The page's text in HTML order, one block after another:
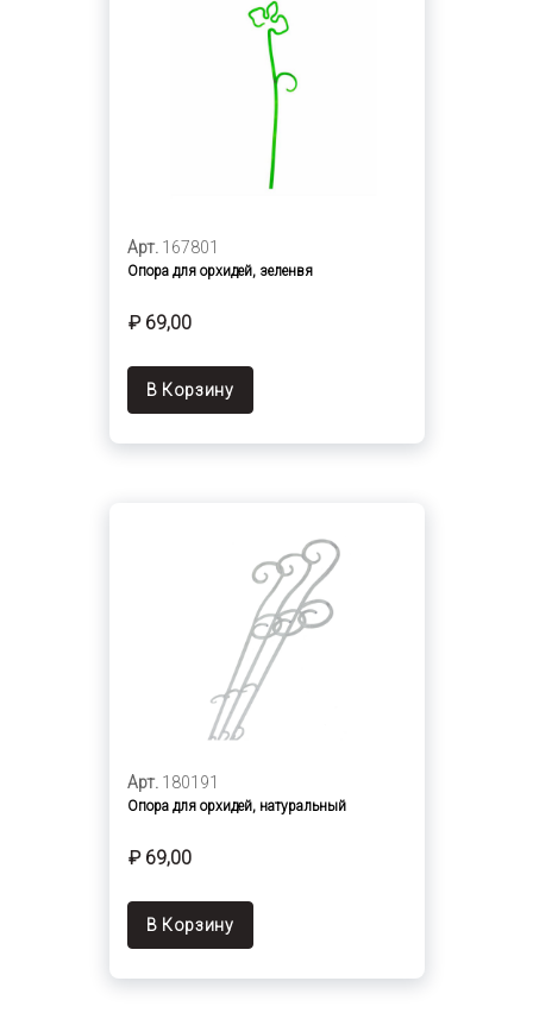
Арт. 167801
Опора для орхидей, зеленвя
₽ 69,00
В Корзину
Арт. 180191
Опора для орхидей, натуральный
₽ 69,00
В Корзину